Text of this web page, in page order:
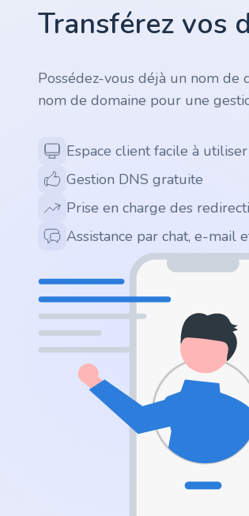
.app
.zone
.no
.site
Transférez vos
Possédez-vous déjà un nom de
nom de domaine pour une
Espace client facile à utiliser
Gestion DNS gratuite
Prise en charge des
Assistance par chat, e-mail